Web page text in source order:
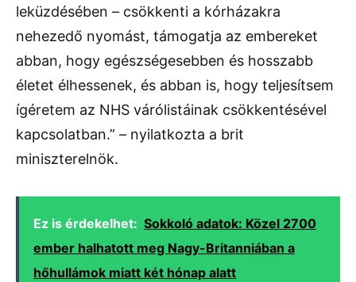
leküzdésében – csökkenti a kórházakra
nehezedő nyomást, támogatja az embereket
abban, hogy egészségesebben és hosszabb
életet élhessenek, és abban is, hogy teljesítsem
ígéretem az NHS várólistáinak csökkentésével
kapcsolatban.” – nyilatkozta a brit
miniszterelnök.
Ez is érdekelhet: Sokkoló adatok: Közel 2700
ember halhatott meg Nagy-Britanniában a
hőhullámok miatt két hónap alatt